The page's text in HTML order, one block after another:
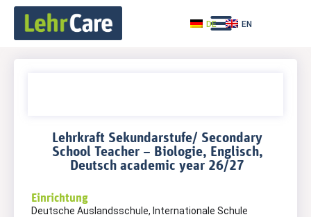
DE EN
Lehrkraft Sekundarstufe/ Secondary
School Teacher – Biologie, Englisch,
Deutsch academic year 26/27
Einrichtung
Deutsche Auslandsschule, Internationale Schule